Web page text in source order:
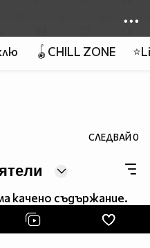
🪀CHILL ZONE
СЛЕДВАЙ0
качено съдържание.